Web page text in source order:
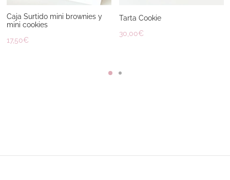
Caja Surtido mini brownies y
mini cookies
17,50€
Tarta Cookie
30,00€